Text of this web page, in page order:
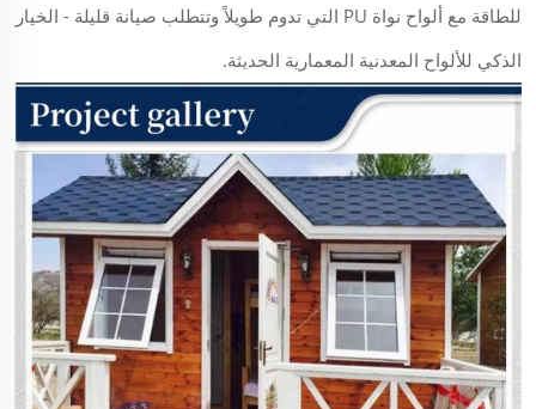
للطاقة مع ألواح نواة PU التي تدوم طويلاً وتتطلب صيانة قليلة - الخيار
الذكي للألواح المعدنية المعمارية الحديثة.